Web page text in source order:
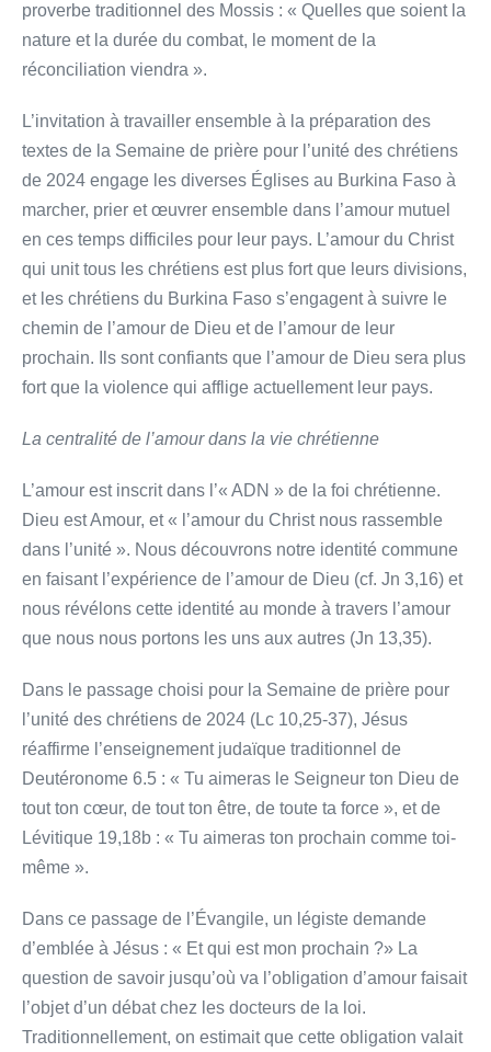
proverbe traditionnel des Mossis : « Quelles que soient la
nature et la durée du combat, le moment de la
réconciliation viendra ».
L’invitation à travailler ensemble à la préparation des
textes de la Semaine de prière pour l’unité des chrétiens
de 2024 engage les diverses Églises au Burkina Faso à
marcher, prier et œuvrer ensemble dans l’amour mutuel
en ces temps difficiles pour leur pays. L’amour du Christ
qui unit tous les chrétiens est plus fort que leurs divisions,
et les chrétiens du Burkina Faso s’engagent à suivre le
chemin de l’amour de Dieu et de l’amour de leur
prochain. Ils sont confiants que l’amour de Dieu sera plus
fort que la violence qui afflige actuellement leur pays.
La centralité de l’amour dans la vie chrétienne
L’amour est inscrit dans l’« ADN » de la foi chrétienne.
Dieu est Amour, et « l’amour du Christ nous rassemble
dans l’unité ». Nous découvrons notre identité commune
en faisant l’expérience de l’amour de Dieu (cf. Jn 3,16) et
nous révélons cette identité au monde à travers l’amour
que nous nous portons les uns aux autres (Jn 13,35).
Dans le passage choisi pour la Semaine de prière pour
l’unité des chrétiens de 2024 (Lc 10,25-37), Jésus
réaffirme l’enseignement judaïque traditionnel de
Deutéronome 6.5 : « Tu aimeras le Seigneur ton Dieu de
tout ton cœur, de tout ton être, de toute ta force », et de
Lévitique 19,18b : « Tu aimeras ton prochain comme toi-
même ».
Dans ce passage de l’Évangile, un légiste demande
d’emblée à Jésus : « Et qui est mon prochain ?» La
question de savoir jusqu’où va l’obligation d’amour faisait
l’objet d’un débat chez les docteurs de la loi.
Traditionnellement, on estimait que cette obligation valait